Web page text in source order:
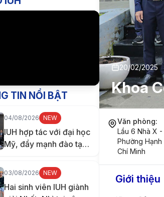
TIN NỔI BẬT
04/08/2026 NEW
IUH hợp tác với đại học
Mỹ, đẩy mạnh đào tạo
khỏe
03/08/2026 NEW
Hai sinh viên IUH giành
20/02/2025
Khoa
Văn phòng:
Lầu 6 Nhà X -
Phường
Chí Minh
Giới thiệu